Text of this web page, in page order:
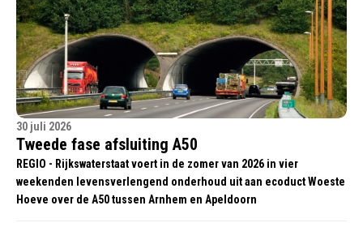
30 juli 2026
Tweede fase afsluiting A50
REGIO - Rijkswaterstaat voert in de zomer van 2026 in vier
weekenden levensverlengend onderhoud uit aan ecoduct Woeste
Hoeve over de A50 tussen Arnhem en Apeldoorn